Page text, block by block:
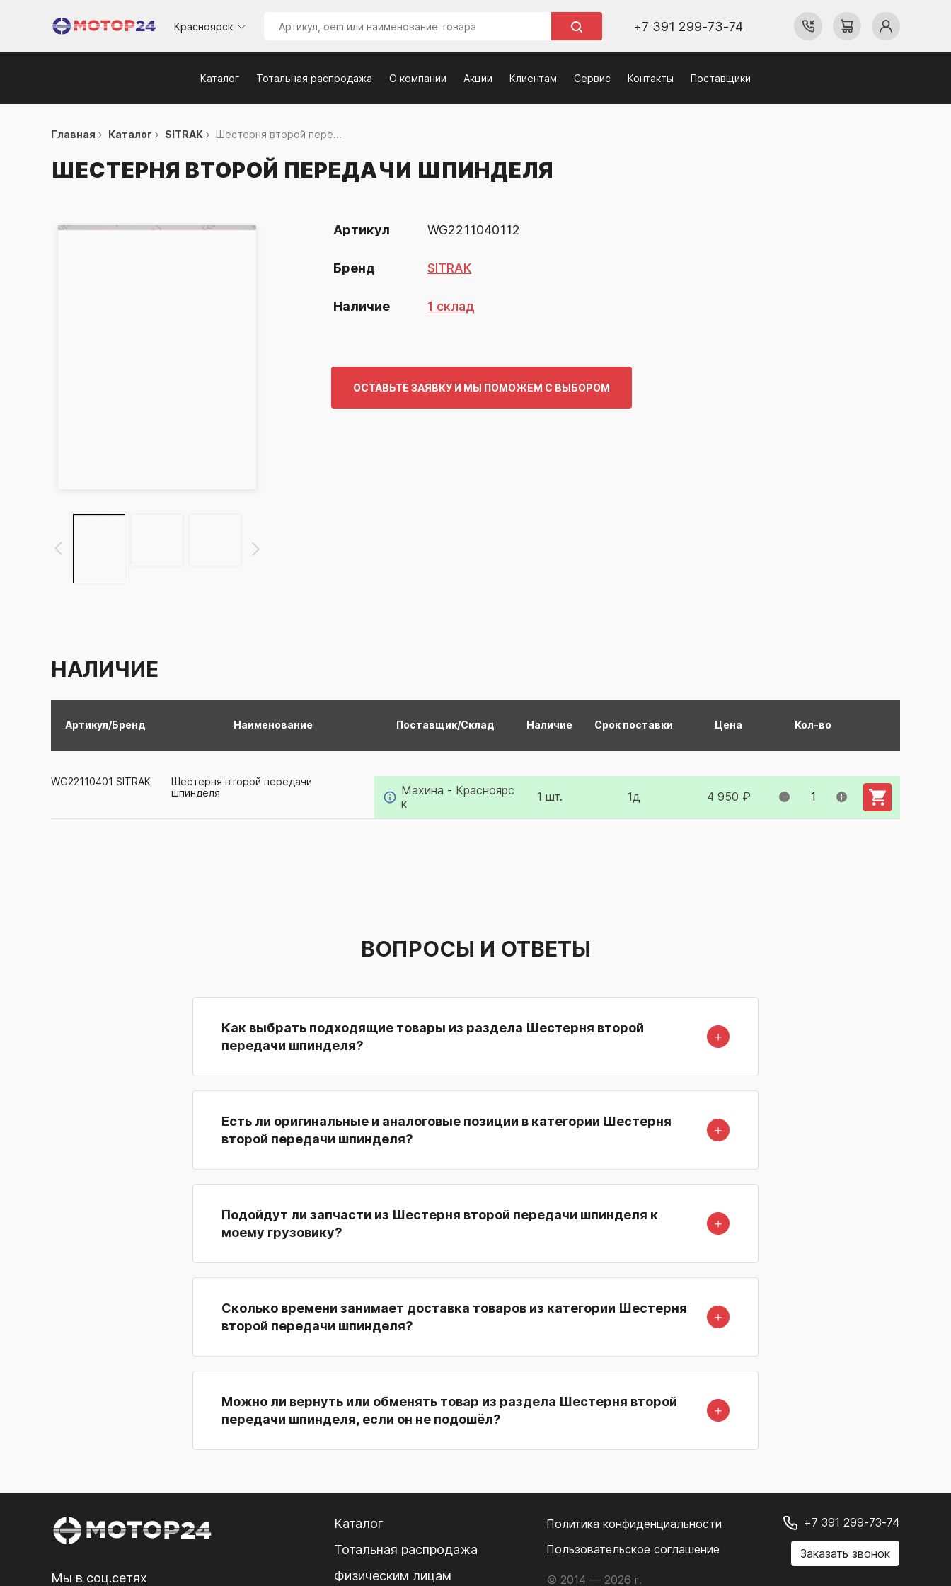
Красноярск +7 391 299-73-74
Каталог Тотальная распродажа О компании Акции Клиентам Сервис Контакты Поставщики
Главная Каталог SITRAK Шестерня второй пере...
ШЕСТЕРНЯ ВТОРОЙ ПЕРЕДАЧИ ШПИНДЕЛЯ
Артикул WG2211040112
Бренд SITRAK
Наличие 1 склад
ОСТАВЬТЕ ЗАЯВКУ И МЫ ПОМОЖЕМ С ВЫБОРОМ
НАЛИЧИЕ
Артикул/Бренд Наименование Поставщик/Склад Наличие Срок поставки Цена Кол-во
WG22110401 SITRAK
Шестерня второй передачи
шпинделя
Махина - Красноярс
к
1 шт. 1д 4 950 ₽
ВОПРОСЫ И ОТВЕТЫ
Как выбрать подходящие товары из раздела Шестерня второй
передачи шпинделя?
＋
Есть ли оригинальные и аналоговые позиции в категории Шестерня
второй передачи шпинделя?
＋
Подойдут ли запчасти из Шестерня второй передачи шпинделя к
моему грузовику?
＋
Сколько времени занимает доставка товаров из категории Шестерня
второй передачи шпинделя?
＋
Можно ли вернуть или обменять товар из раздела Шестерня второй
передачи шпинделя, если он не подошёл?
＋
Мы в соц.сетях
Каталог
Тотальная распродажа
Физическим лицам
Политика конфиденциальности
Пользовательское соглашение
© 2014 — 2026 г.
+7 391 299-73-74
Заказать звонок